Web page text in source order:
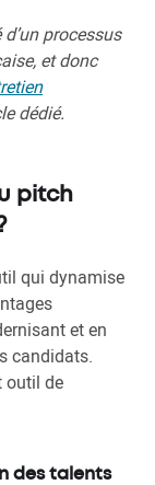
processus
et donc
dédié.
pitch
qui dynamise
et en
candidats.
outil de
des talents